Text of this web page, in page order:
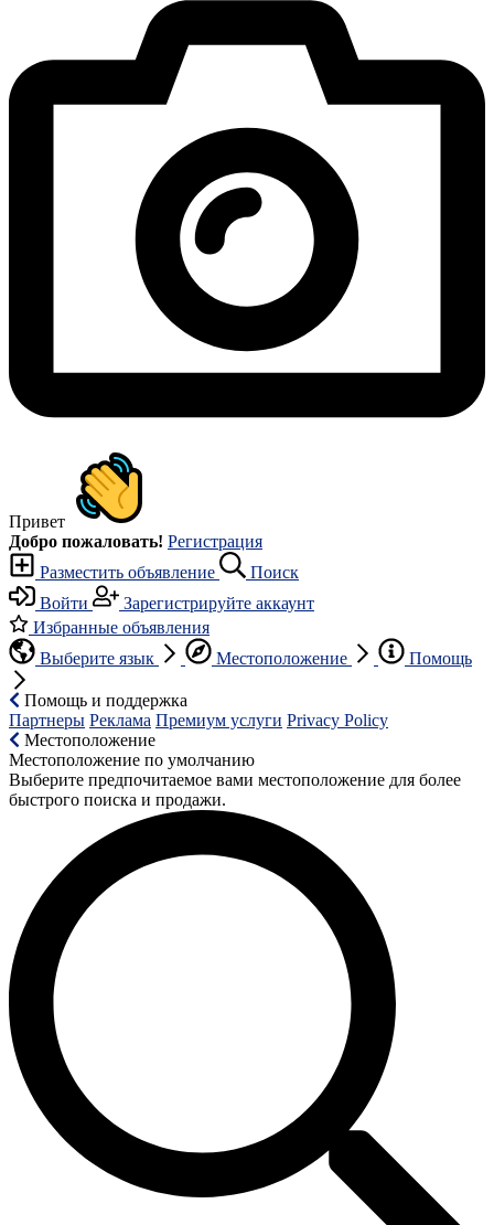
Привет
Добро пожаловать! Регистрация
Разместить объявление
Поиск
Войти
Зарегистрируйте аккаунт
Избранные объявления
Выберите язык
Местоположение Помощь
Помощь и поддержка
Партнеры Реклама Премиум услуги Privacy Policy
Местоположение
Местоположение по умолчанию
Выберите предпочитаемое вами местоположение для более
быстрого поиска и продажи.